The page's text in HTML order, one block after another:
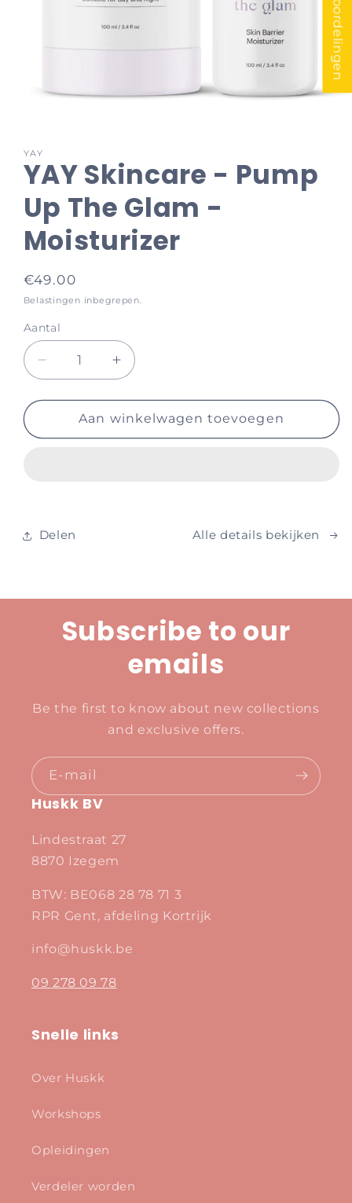
openen
modaal
YAY
YAY Skincare - Pump
Up The Glam -
Moisturizer
Normale
prijs
€49.00
Belastingen inbegrepen.
Aantal
Aantal
verlagen
voor
Skincare
-
Aantal
verhogen
voor
YAY
Skincare
Aan winkelwagen toevoegen
Delen Alle details bekijken
Subscribe to our
emails
Be the first to know about new collections
and exclusive offers.
E‑mail
Huskk BV
Lindestraat 27
8870 Izegem
BTW: BE068 28 78 71 3
RPR Gent, afdeling Kortrijk
info@huskk.be
09 278 09 78
Snelle links
Over Huskk
Workshops
Opleidingen
Verdeler worden